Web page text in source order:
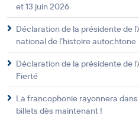
et 13 juin 2026
Déclaration de la présidente de
national de l’histoire autochtone
Déclaration de la présidente de
Fierté
La francophonie rayonnera
billets dès maintenant !